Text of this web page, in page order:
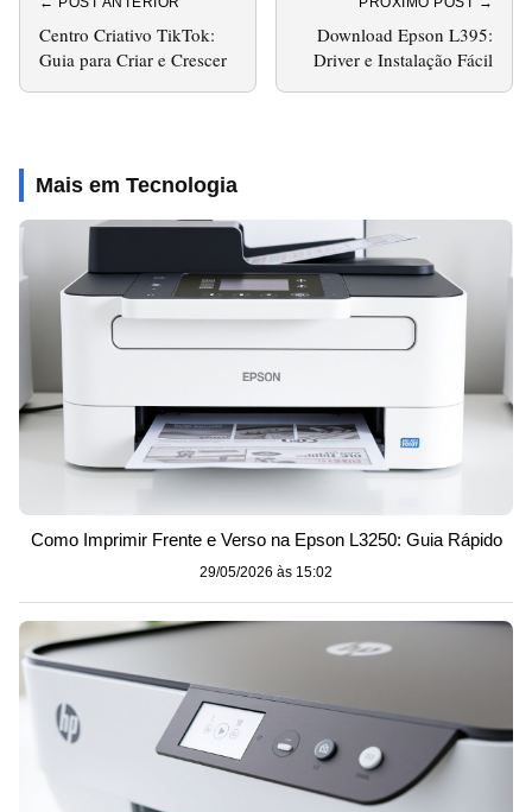
Centro Criativo TikTok:
Guia para Criar e Crescer
Download Epson L395:
Driver e Instalação Fácil
Mais em Tecnologia
Como Imprimir Frente e Verso na Epson L3250: Guia Rápido
29/05/2026 às 15:02